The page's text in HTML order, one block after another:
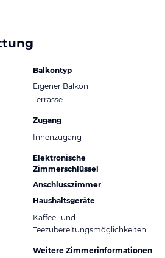
Balkontyp
Eigener Balkon
Terrasse
Zugang
Innenzugang
Elektronische
Zimmerschlüssel
Anschlusszimmer
Haushaltsgeräte
Kaffee- und
Teezubereitungsmöglichkeiten
Weitere Zimmerinformationen